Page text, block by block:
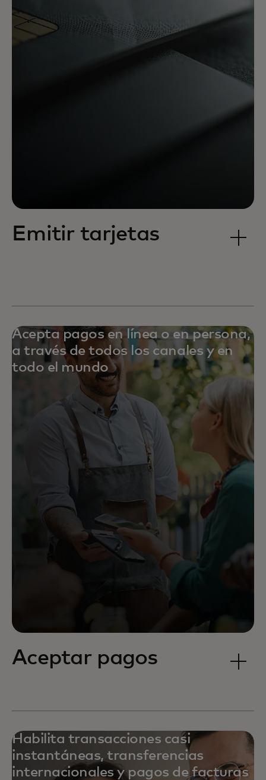
Emitir tarjetas
Acepta pagos en línea o en persona,
a través de todos los canales y en
todo el mundo
Aceptar pagos
Habilita transacciones casi
instantáneas, transferencias
internacionales y pagos de facturas